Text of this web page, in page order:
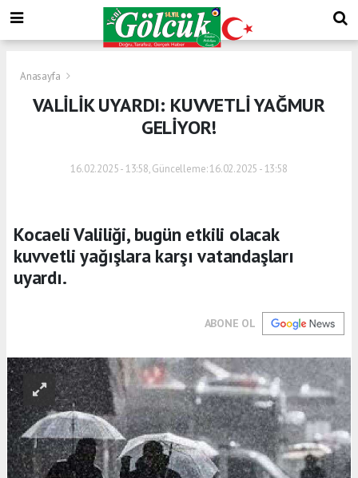
Anasayfa
VALİLİK UYARDI: KUVVETLİ YAĞMUR
GELİYOR!
16.02.2025 - 13:58, Güncelleme: 16.02.2025 - 13:58
Kocaeli Valiliği, bugün etkili olacak
kuvvetli yağışlara karşı vatandaşları
uyardı.
ABONE OL